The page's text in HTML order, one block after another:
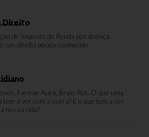
Direito
de Imposto de Renda por doença
um direito pouco conhecido
Farmar Aura, Brain Rot. O que uma
tem a ver com a outra? E o que tem a ver
nossa vida?